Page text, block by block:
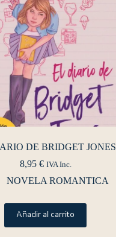
DE BRIDGET JONES
8,95 € IVA Inc.
NOVELA ROMANTICA
Añadir al carrito